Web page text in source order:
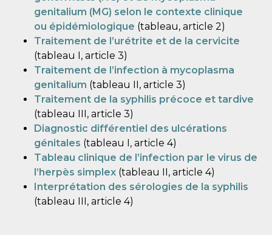
genitalium (MG) selon le contexte clinique
ou épidémiologique (tableau, article 2)
Traitement de l’urétrite et de la cervicite
(tableau I, article 3)
Traitement de l’infection à mycoplasma
genitalium (tableau II, article 3)
Traitement de la syphilis précoce et tardive
(tableau III, article 3)
Diagnostic différentiel des ulcérations
génitales (tableau I, article 4)
Tableau clinique de l’infection par le virus de
l’herpès simplex (tableau II, article 4)
Interprétation des sérologies de la syphilis
(tableau III, article 4)